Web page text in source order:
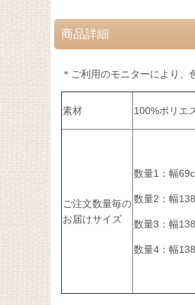
商品詳細
＊ご利用のモニターにより、
素材 100%ポリエ
ご注文数量毎の
お届けサイズ
数量1：幅
数量2：幅
数量3： 幅
数量4：幅